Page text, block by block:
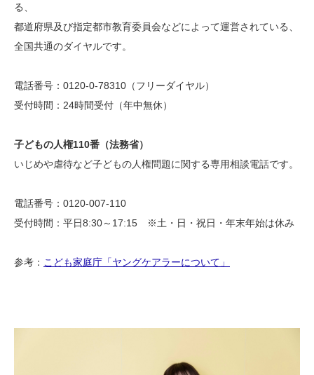
る、
都道府県及び指定都市教育委員会などによって運営されている、
全国共通のダイヤルです。
電話番号：0120-0-78310（フリーダイヤル）
受付時間：24時間受付（年中無休）
子どもの人権110番（法務省）
いじめや虐待など子どもの人権問題に関する専用相談電話です。
電話番号：0120-007-110
受付時間：平日8:30～17:15 ※土・日・祝日・年末年始は休み
参考： こども家庭庁「ヤングケアラーについて」